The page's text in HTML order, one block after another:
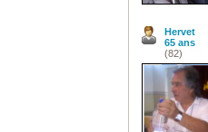
Hervet
65 ans
(82)